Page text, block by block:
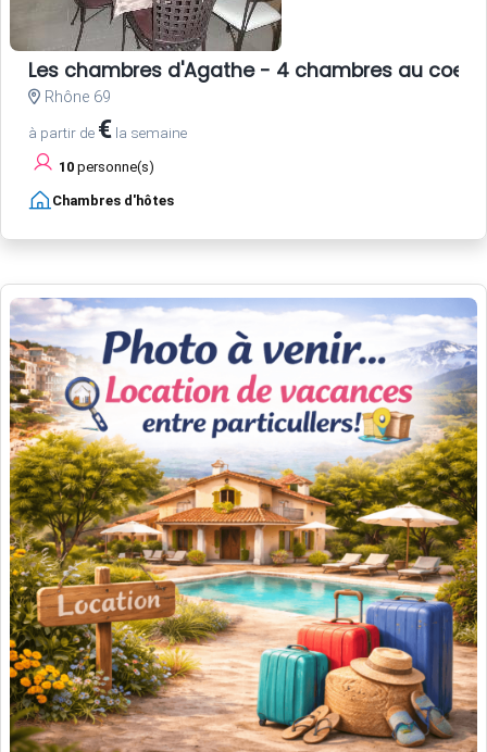
Les chambres d'Agathe - 4 chambres au
Rhône 69
à partir de € la semaine
10 personne(s)
Chambres d'hôtes